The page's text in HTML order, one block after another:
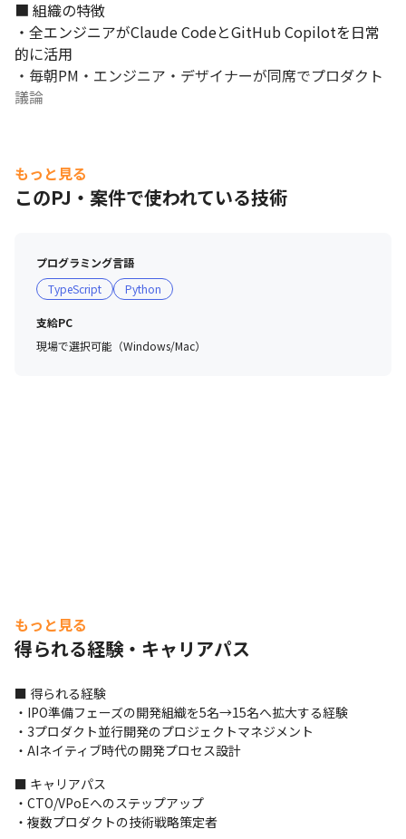
■ 組織の特徴
・全エンジニアがClaude CodeとGitHub Copilotを日常
的に活用
・毎朝PM・エンジニア・デザイナーが同席でプロダクト
議論
もっと見る
このPJ・案件で使われている技術
プログラミング言語
TypeScript
Python
支給PC
現場で選択可能（Windows/Mac）
もっと見る
得られる経験・キャリアパス
■ 得られる経験
・IPO準備フェーズの開発組織を5名→15名へ拡大する経験
・3プロダクト並行開発のプロジェクトマネジメント
・AIネイティブ時代の開発プロセス設計
■ キャリアパス
・CTO/VPoEへのステップアップ
・複数プロダクトの技術戦略策定者